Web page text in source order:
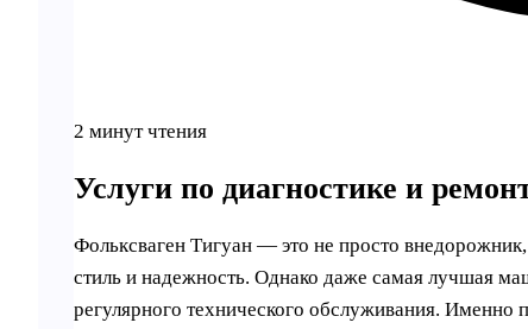
2 минут чтения
Услуги по диагностике и
Фольксваген Тигуан — это не просто
стиль и надежность. Однако даже самая лучшая
регулярного технического обслуживания. Именно